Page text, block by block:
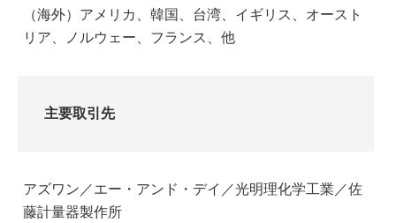
（海外）アメリカ、韓国、台湾、イギリス、オースト
リア、ノルウェー、フランス、他
主要取引先
アズワン／エー・アンド・デイ／光明理化学工業／佐
藤計量器製作所